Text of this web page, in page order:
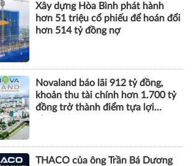
Xây dựng Hòa Bình phát hành
hơn 51 triệu cổ phiếu để hoán đổi
hơn 514 tỷ đồng nợ
Novaland báo lãi 912 tỷ đồng,
khoản thu tài chính hơn 1.700 tỷ
đồng trở thành điểm tựa lợi
THACO của ông Trần Bá Dương